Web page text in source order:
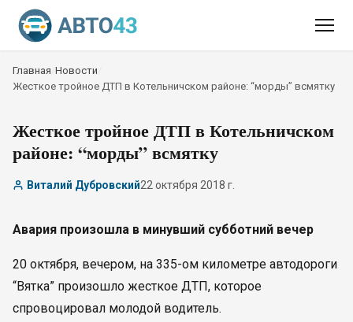
Главная Новости
Жесткое тройное ДТП в Котельничском районе: “морды” всмятку
Жесткое тройное ДТП в Котельничском
районе: “морды” всмятку
Виталий Дубровский22 октября 2018 г.
Авария произошла в минувший субботний вечер
20 октября, вечером, на 335-ом километре автодороги
“Вятка” произошло жесткое ДТП, которое
спровоцировал молодой водитель.